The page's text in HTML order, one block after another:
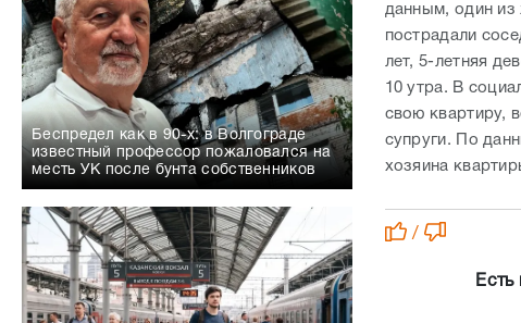
Беспредел как в 90-х: в Волгограде
известный профессор пожаловался на
месть УК после бунта собственников
данным, один из
пострадали
лет, 5-летняя
10 утра. В
свою квартиру,
супруги. По
хозяина
/